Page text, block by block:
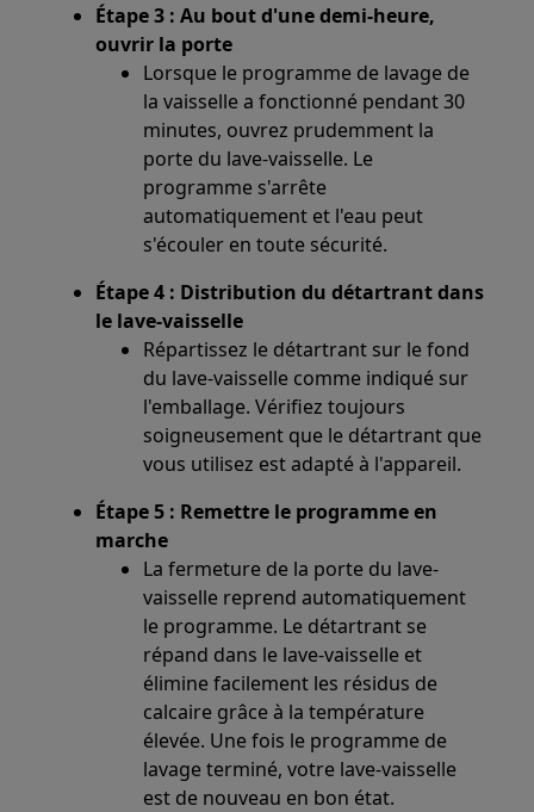
Étape 3 : Au bout d'une demi-heure,
ouvrir la porte
Lorsque le programme de lavage de
la vaisselle a fonctionné pendant 30
minutes, ouvrez prudemment la
porte du lave-vaisselle. Le
programme s'arrête
automatiquement et l'eau peut
s'écouler en toute sécurité.
Étape 4 : Distribution du détartrant dans
le lave-vaisselle
Répartissez le détartrant sur le fond
du lave-vaisselle comme indiqué sur
l'emballage. Vérifiez toujours
soigneusement que le détartrant que
vous utilisez est adapté à l'appareil.
Étape 5 : Remettre le programme en
marche
La fermeture de la porte du lave-
vaisselle reprend automatiquement
le programme. Le détartrant se
répand dans le lave-vaisselle et
élimine facilement les résidus de
calcaire grâce à la température
élevée. Une fois le programme de
lavage terminé, votre lave-vaisselle
est de nouveau en bon état.